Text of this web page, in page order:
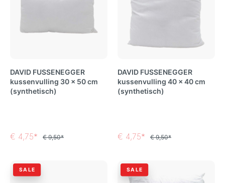
DAVID FUSSENEGGER
kussenvulling 30 x 50 cm
(synthetisch)
€ 4,75* € 9,50*
DAVID FUSSENEGGER
kussenvulling 40 x 40 cm
(synthetisch)
€ 4,75* € 9,50*
SALE SALE